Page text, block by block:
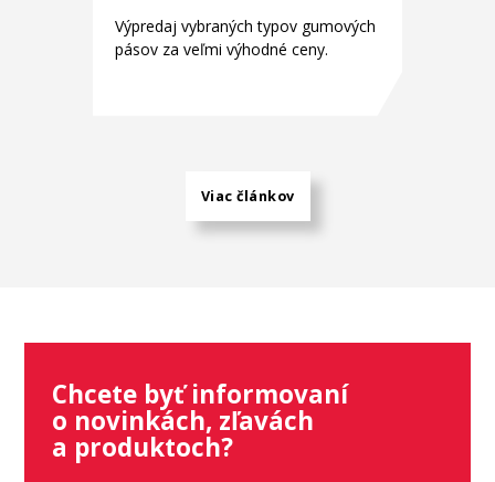
Výpredaj vybraných typov gumových
pásov za veľmi výhodné ceny.
Viac článkov
Chcete byť informovaní
o novinkách, zľavách
a produktoch?